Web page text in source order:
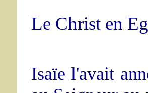
Le Christ en
Isaïe l'avait